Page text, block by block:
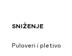
SNIŽENJE
Puloveri i pletivo